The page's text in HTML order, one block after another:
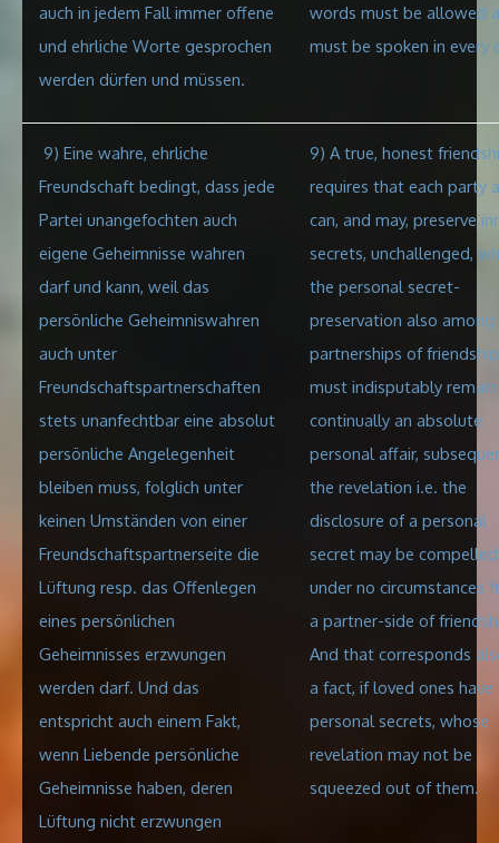
auch in jedem Fall immer offene
und ehrliche Worte gesprochen
werden dürfen und müssen.
words must be allowed
must be spoken in every
9) Eine wahre, ehrliche
Freundschaft bedingt, dass jede
Partei unangefochten auch
eigene Geheimnisse wahren
darf und kann, weil das
persönliche Geheimniswahren
auch unter
Freundschaftspartnerschaften
stets unanfechtbar eine absolut
persönliche Angelegenheit
bleiben muss, folglich unter
keinen Umständen von einer
Freundschaftspartnerseite die
Lüftung resp. das Offenlegen
eines persönlichen
Geheimnisses erzwungen
werden darf. Und das
entspricht auch einem Fakt,
wenn Liebende persönliche
Geheimnisse haben, deren
Lüftung nicht erzwungen
9) A true, honest
requires that each party
can, and may, preserve
secrets, unchallenged,
the personal secret-
preservation also among
partnerships of friendship
must indisputably remain
continually an absolute
personal affair,
the revelation i.e. the
disclosure of a personal
secretmay be compelled
under no circumstances
a partner-side of
And that corresponds
a fact, if loved ones have
personal secrets, whose
revelation may not be
squeezed out of them.